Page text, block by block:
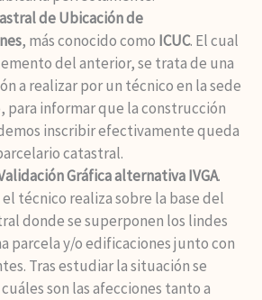
de Ubicación de
, más conocido como ICUC. El cual
del anterior, se trata de una
a realizar por un técnico en la sede
para informar que la construcción
inscribir efectivamente queda
catastral.
Gráfica alternativa IVGA.
técnico realiza sobre la base del
donde se superponen los lindes
parcela y/o edificaciones junto con
Tras estudiar la situación se
son las afecciones tanto a